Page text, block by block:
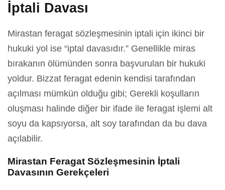
İptali Davası
Mirastan feragat sözleşmesinin iptali için ikinci bir
hukuki yol ise “iptal davasıdır.” Genellikle miras
bırakanın ölümünden sonra başvurulan bir hukuki
yoldur. Bizzat feragat edenin kendisi tarafından
açılması mümkün olduğu gibi; Gerekli koşulların
oluşması halinde diğer bir ifade ile feragat işlemi alt
soyu da kapsıyorsa, alt soy tarafından da bu dava
açılabilir.
Mirastan Feragat Sözleşmesinin İptali
Davasının Gerekçeleri